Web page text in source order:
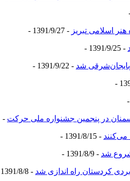
اسلامی تبریز - 1391/9/27 -
- 1391/9/25 -
شد - 1391/9/22 -
در پنجمین جشنواره ملی حرکت - 1391/9/1 -
می‌کنند - 1391/8/15 -
- 1391/8/9 -
کردستان راه اندازی شد - 1391/8/8 -